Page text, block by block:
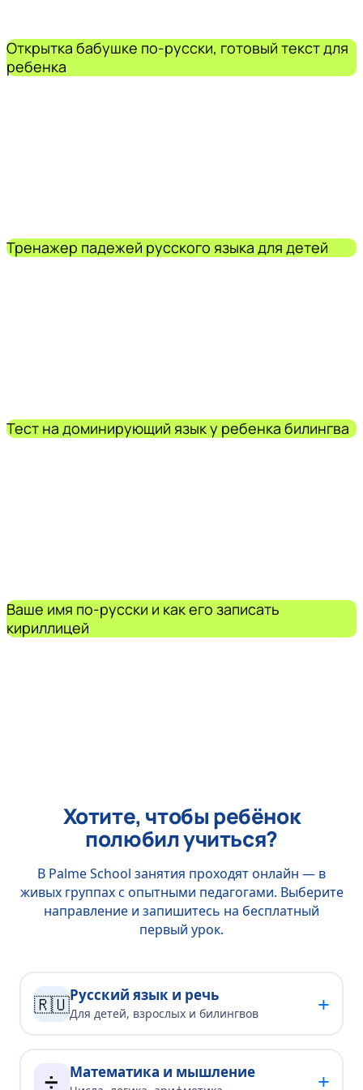
Открытка бабушке по-русски, готовый текст для
ребенка
Тренажер падежей русского языка для детей
Тест на доминирующий язык у ребенка билингва
Ваше имя по-русски и как его записать
кириллицей
Хотите, чтобы ребёнок
полюбил учиться?
В Palme School занятия проходят онлайн — в
живых группах с опытными педагогами. Выберите
направление и запишитесь на бесплатный
первый урок.
🇷🇺Русский язык и речь
Для детей, взрослых и билингвов +
➗ Математика и мышление +